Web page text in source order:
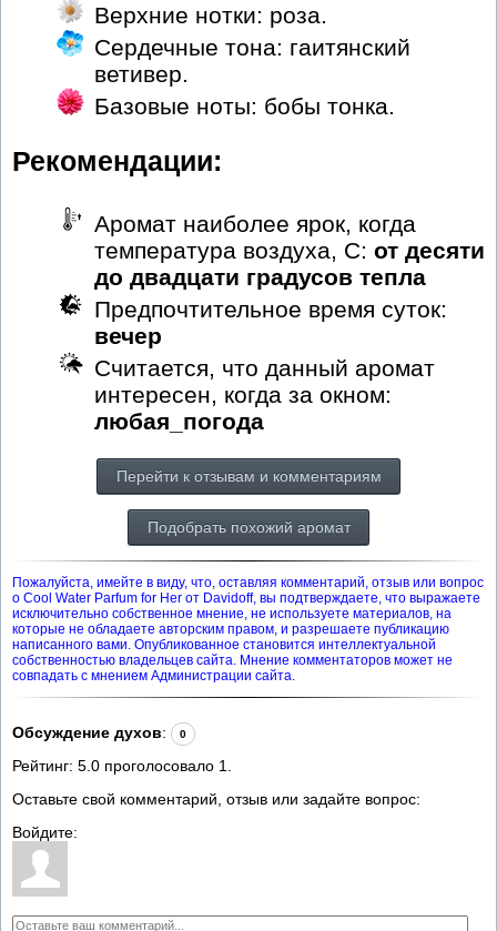
Верхние нотки: роза.
Сердечные тона: гаитянский
ветивер.
Базовые ноты: бобы тонка.
Рекомендации:
Аромат наиболее ярок, когда
температура воздуха, С: от десяти
до двадцати градусов тепла
Предпочтительное время суток:
вечер
Считается, что данный аромат
интересен, когда за окном:
любая_погода
Перейти к отзывам и комментариям
Подобрать похожий аромат
Пожалуйста, имейте в виду, что, оставляя комментарий, отзыв или вопрос
о Cool Water Parfum for Her от Davidoff, вы подтверждаете, что выражаете
исключительно собственное мнение, не используете материалов, на
которые не обладаете авторским правом, и разрешаете публикацию
написанного вами. Опубликованное становится интеллектуальной
собственностью владельцев сайта. Мнение комментаторов может не
совпадать с мнением Администрации сайта.
Обсуждение духов: 0
Рейтинг: 5.0 проголосовало 1
Оставьте свой комментарий, отзыв или задайте вопрос:
Войдите: